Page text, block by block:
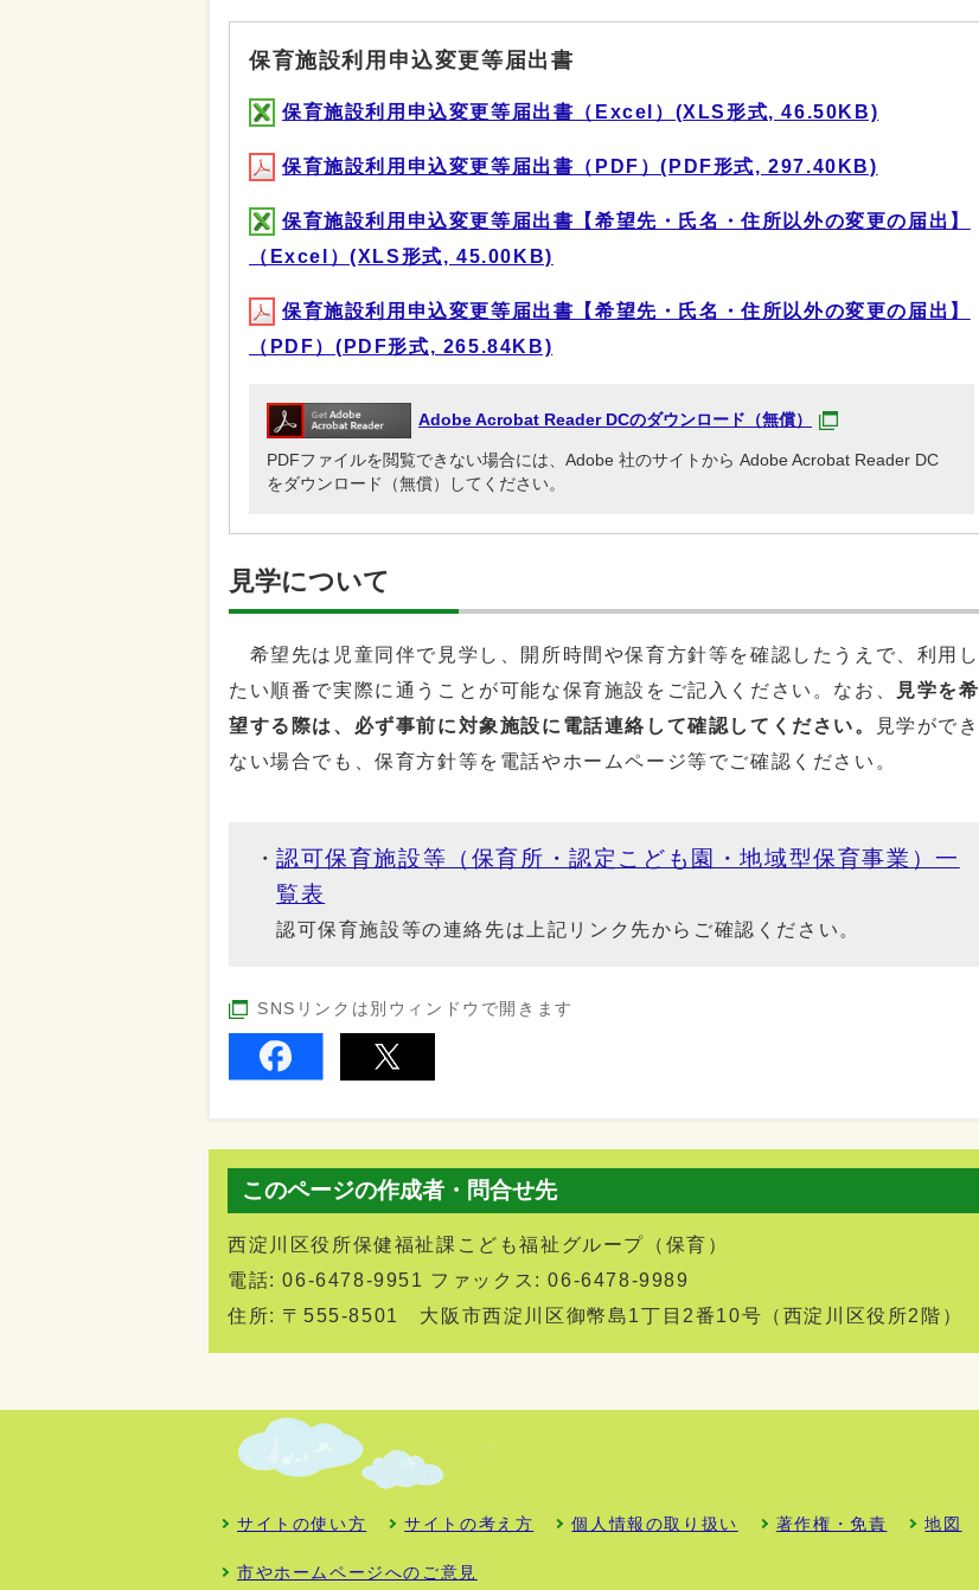
保育施設利用申込変更等届出書
保育施設利用申込変更等届出書（Excel）(XLS形式, 46.50KB)
保育施設利用申込変更等届出書（PDF）(PDF形式, 297.40KB)
保育施設利用申込変更等届出書【希望先・氏名・住所以外の変更の届出】
（Excel）(XLS形式, 45.00KB)
保育施設利用申込変更等届出書【希望先・氏名・住所以外の変更の届出】
（PDF）(PDF形式, 265.84KB)
Adobe Acrobat Reader DCのダウンロード（無償）
PDFファイルを閲覧できない場合には、Adobe 社のサイトから Adobe Acrobat Reader DC
をダウンロード（無償）してください。
見学について
希望先は児童同伴で見学し、開所時間や保育方針等を確認したうえで、利用し
たい順番で実際に通うことが可能な保育施設をご記入ください。なお、
見学を希
望する際は、必ず事前に対象施設に電話連絡して確認してください。
見学ができ
ない場合でも、保育方針等を電話やホームページ等でご確認ください。
認可保育施設等（保育所・認定こども園・地域型保育事業）一
覧表
認可保育施設等の連絡先は上記リンク先からご確認ください。
SNSリンクは別ウィンドウで開きます
このページの作成者・問合せ先
西淀川区役所保健福祉課こども福祉グループ（保育）
電話: 06-6478-9951 ファックス: 06-6478-9989
住所: 〒555-8501 大阪市西淀川区御幣島1丁目2番10号（西淀川区役所2階）
サイトの使い方 サイトの考え方 個人情報の取り扱い 著作権・免責 地図
市やホームページへのご意見